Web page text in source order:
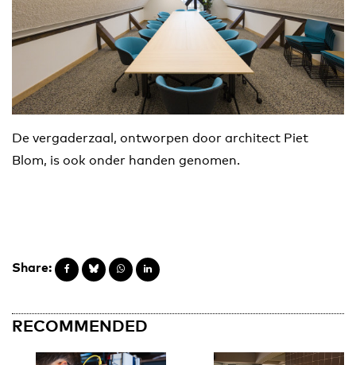
De vergaderzaal, ontworpen door architect Piet
Blom, is ook onder handen genomen.
Share:
RECOMMENDED